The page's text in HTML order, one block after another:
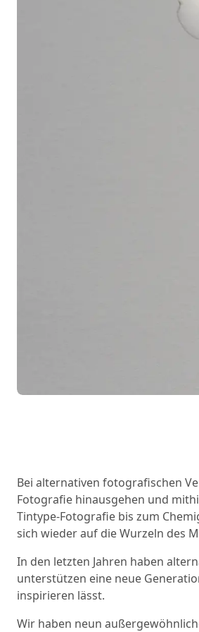
Bei alternativen fotografischen
Fotografie hinausgehen und
Tintype-Fotografie bis zum
sich wieder auf die Wurzeln des
In den letzten Jahren haben
unterstützen eine neue
inspirieren lässt.
Wir haben neun